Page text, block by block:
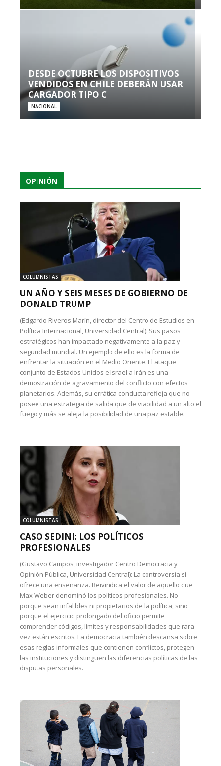
DESDE OCTUBRE LOS DISPOSITIVOS
VENDIDOS EN CHILE DEBERÁN USAR
CARGADOR TIPO C
NACIONAL
OPINIÓN
COLUMNISTAS
UN AÑO Y SEIS MESES DE GOBIERNO DE
DONALD TRUMP
(Edgardo Riveros Marín, director del Centro de Estudios en
Política Internacional, Universidad Central): Sus pasos
estratégicos han impactado negativamente a la paz y
seguridad mundial. Un ejemplo de ello es la forma de
enfrentar la situación en el Medio Oriente. El ataque
conjunto de Estados Unidos e Israel a Irán es una
demostración de agravamiento del conflicto con efectos
planetarios. Además, su errática conducta refleja que no
posee una estrategia de salida que de viabilidad a un alto el
fuego y más se aleja la posibilidad de una paz estable.
COLUMNISTAS
CASO SEDINI: LOS POLÍTICOS
PROFESIONALES
(Gustavo Campos, investigador Centro Democracia y
Opinión Pública, Universidad Central): La controversia sí
ofrece una enseñanza. Reivindica el valor de aquello que
Max Weber denominó los políticos profesionales. No
porque sean infalibles ni propietarios de la política, sino
porque el ejercicio prolongado del oficio permite
comprender códigos, límites y responsabilidades que rara
vez están escritos. La democracia también descansa sobre
esas reglas informales que contienen conflictos, protegen
las instituciones y distinguen las diferencias políticas de las
disputas personales.